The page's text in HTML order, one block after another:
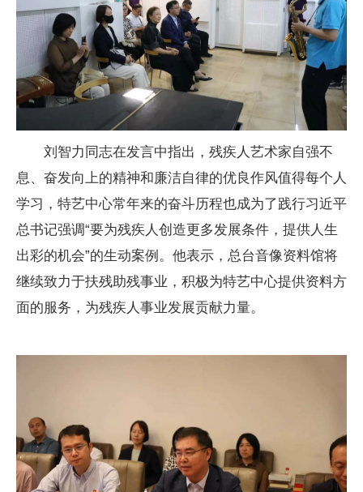
刘智力同志在发言中指出，残疾人艺术家自强不
息、奋发向上的精神和廉洁自律的优良作风值得每个人
学习，特艺中心常年来的奋斗历程也成为了践行习近平
总书记强调“要为残疾人创造更多发展条件，提供人生
出彩的机会”的生动案例。他表示，总台音像资料馆将
继续致力于扶残助残事业，积极为特艺中心提供资料方
面的服务，为残疾人事业发展贡献力量。